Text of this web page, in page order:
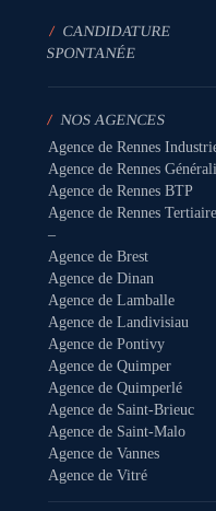
/ CANDIDATURE
SPONTANÉE
/ NOS AGENCES
Agence de Rennes
Agence de Rennes
Agence de Rennes BTP
Agence de Rennes Tertiaire
–
Agence de Brest
Agence de Dinan
Agence de Lamballe
Agence de Landivisiau
Agence de Pontivy
Agence de Quimper
Agence de Quimperlé
Agence de Saint-Brieuc
Agence de Saint-Malo
Agence de Vannes
Agence de Vitré